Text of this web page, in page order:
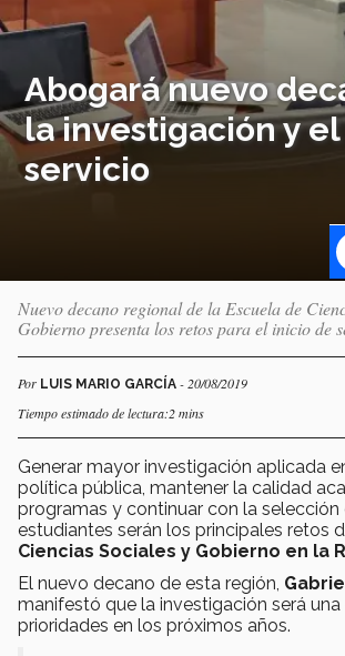
Abogará nuevo
la investigación y el
servicio
Nuevo decano regional de la Escuela de
Gobierno presenta los retos para el inicio de
Por LUIS MARIO GARCÍA - 20/08/2019
Tiempo estimado de lectura:2 mins
Generar mayor investigación aplicada
política pública, mantener la calidad
programas y continuar con la selección
estudiantes serán los principales retos
Ciencias Sociales y Gobierno en la
El nuevo decano de esta región,
manifestó que la investigación será una
prioridades en los próximos años.